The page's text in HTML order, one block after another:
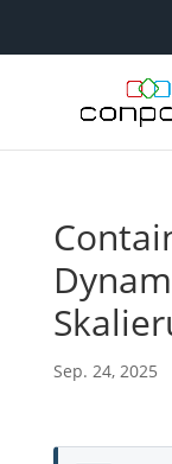
Sep. 24, 2025